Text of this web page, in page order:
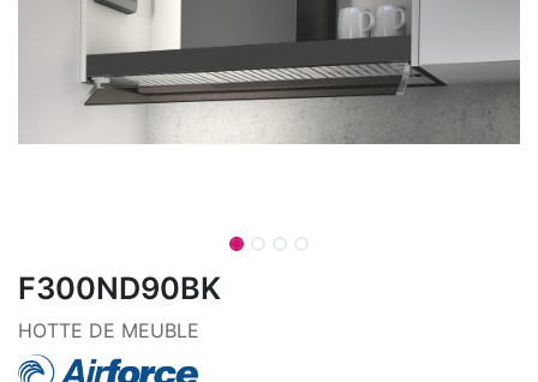
F300ND90BK
HOTTE DE MEUBLE